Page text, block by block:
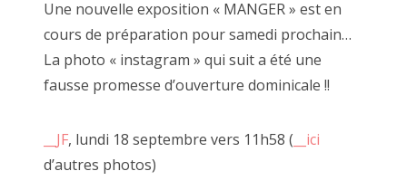
Une nouvelle exposition « MANGER » est en
cours de préparation pour samedi prochain…
La photo « instagram » qui suit a été une
fausse promesse d’ouverture dominicale !!
__JF, lundi 18 septembre vers 11h58 ( __ici
d’autres photos)